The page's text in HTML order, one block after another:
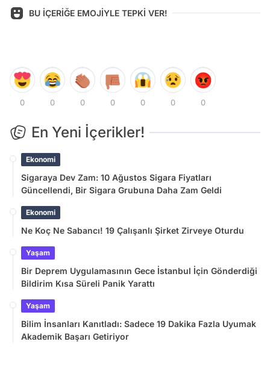
BU İÇERİĞE EMOJİYLE TEPKİ VER!
0 0 0 0 0 0 0
En Yeni İçerikler!
Ekonomi
Sigaraya Dev Zam: 10 Ağustos Sigara Fiyatları
Güncellendi, Bir Sigara Grubuna Daha Zam Geldi
Ekonomi
Ne Koç Ne Sabancı! 19 Çalışanlı Şirket Zirveye Oturdu
Yaşam
Bir Deprem Uygulamasının Gece İstanbul İçin Gönderdiği
Bildirim Kısa Süreli Panik Yarattı
Yaşam
Bilim İnsanları Kanıtladı: Sadece 19 Dakika Fazla Uyumak
Akademik Başarı Getiriyor